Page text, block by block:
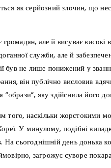
як серйозний злочин, що
але й висуває
служби, але й
був не лише понижений у
він публічно висловив
яку здійснила його
наскільки жорстокими
У минулому, подібні
сьогоднішній день донька
загрожує суворе